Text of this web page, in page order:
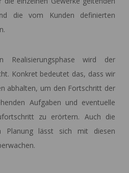
die vom Kunden definierten
Realisierungsphase wird der
Konkret bedeutet das, dass wir
abhalten, um den Fortschritt der
Aufgaben und eventuelle
zu erörtern. Auch die
Planung lässt sich mit diesen